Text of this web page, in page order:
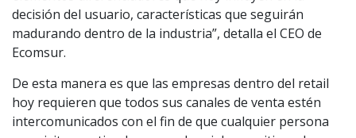
decisión del usuario, características que seguirán
madurando dentro de la industria”, detalla el CEO de
Ecomsur.
De esta manera es que las empresas dentro del retail
hoy requieren que todos sus canales de venta estén
intercomunicados con el fin de que cualquier persona